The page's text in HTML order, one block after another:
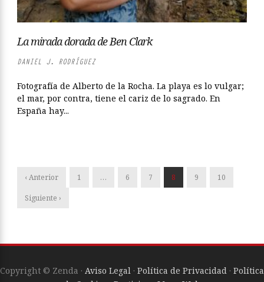
La mirada dorada de Ben Clark
DANIEL J. RODRÍGUEZ
Fotografía de Alberto de la Rocha. La playa es lo vulgar;
el mar, por contra, tiene el cariz de lo sagrado. En
España hay...
‹ Anterior 1 … 6 7 8 9 10
Siguiente ›
Copyright © Zenda · Aviso Legal · Política de Privacidad · Política